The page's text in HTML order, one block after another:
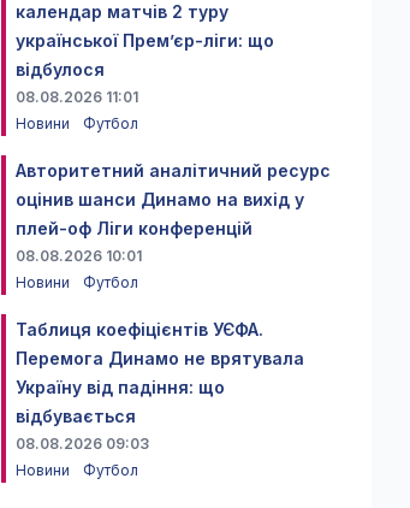
календар матчів 2 туру
української Прем’єр-ліги: що
відбулося
08.08.2026 11:01
Новини
Футбол
Авторитетний аналітичний ресурс
оцінив шанси Динамо на вихід у
плей-оф Ліги конференцій
08.08.2026 10:01
Новини
Футбол
Таблиця коефіцієнтів УЄФА.
Перемога Динамо не врятувала
Україну від падіння: що
відбувається
08.08.2026 09:03
Новини
Футбол